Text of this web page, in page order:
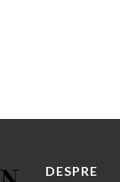
DESPRE